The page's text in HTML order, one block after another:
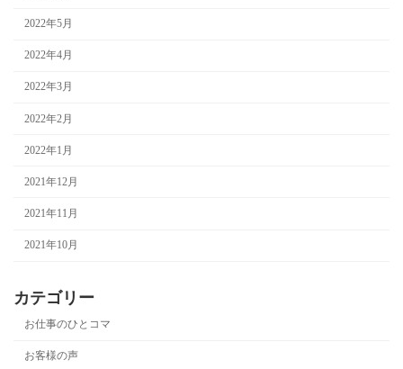
2022年5月
2022年4月
2022年3月
2022年2月
2022年1月
2021年12月
2021年11月
2021年10月
カテゴリー
お仕事のひとコマ
お客様の声